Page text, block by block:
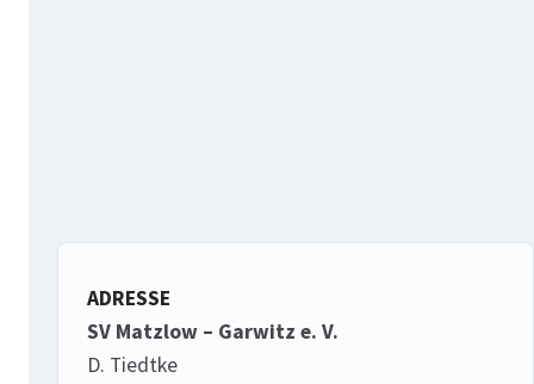
ADRESSE
SV Matzlow – Garwitz e. V.
D. Tiedtke